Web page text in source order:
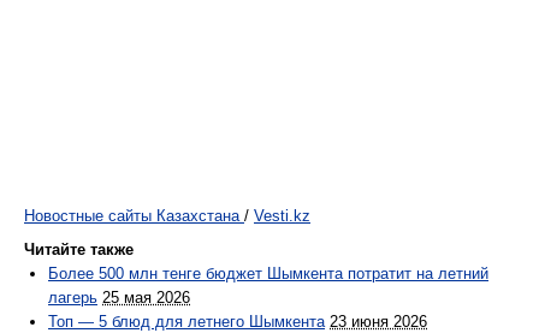
Новостные сайты Казахстана / Vesti.kz
Читайте также
Более 500 млн тенге бюджет Шымкента потратит на летний
лагерь 25 мая 2026
Топ — 5 блюд для летнего Шымкента 23 июня 2026